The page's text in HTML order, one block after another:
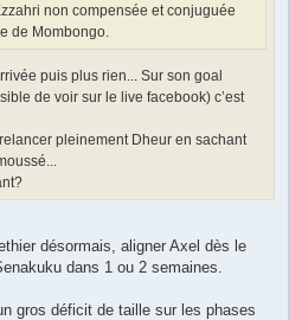
non compensée et conjuguée
de Mombongo.
puis plus rien... Sur son goal
de voir sur le live facebook) c’est
pleinement Dheur en sachant
désormais, aligner Axel dès le
dans 1 ou 2 semaines.
gros déficit de taille sur les phases